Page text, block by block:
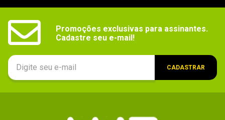
Promoções exclusivas para assinantes.
Cadastre seu e-mail!
CADASTRAR